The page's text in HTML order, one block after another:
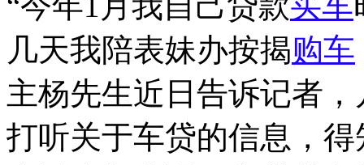
几天我陪表妹办按揭购车
主杨先生近日告诉记者
打听关于车贷的信息，